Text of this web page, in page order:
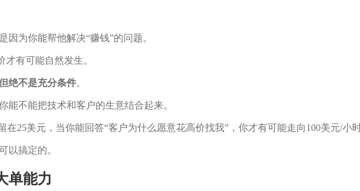
为你能帮他解决“赚钱”的问题。
才有可能自然发生。
绝不是充分条件。
能不能把技术和客户的生意结合起来。
25美元，当你能回答“客户为什么愿意花高价找我”，你才有可能走向100美元/小
以搞定的。
单能力